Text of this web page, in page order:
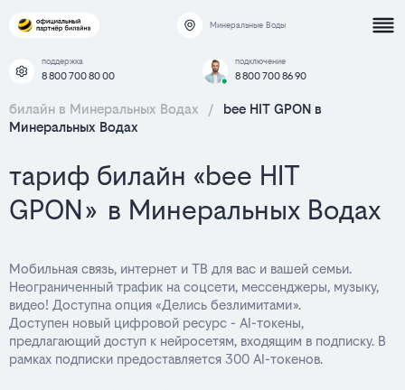
Минеральные Воды
поддержка
8 800 700 80 00
подключение
8 800 700 86 90
билайн в Минеральных Водах /
bee HIT GPON в
Минеральных Водах
тариф билайн «bee HIT
GPON» в Минеральных Водах
Мобильная связь, интернет и ТВ для вас и вашей семьи.
Неограниченный трафик на соцсети, мессенджеры, музыку,
видео! Доступна опция «Делись безлимитами».
Доступен новый цифровой ресурс - AI-токены,
предлагающий доступ к нейросетям, входящим в подписку. В
рамках подписки предоставляется 300 AI-токенов.